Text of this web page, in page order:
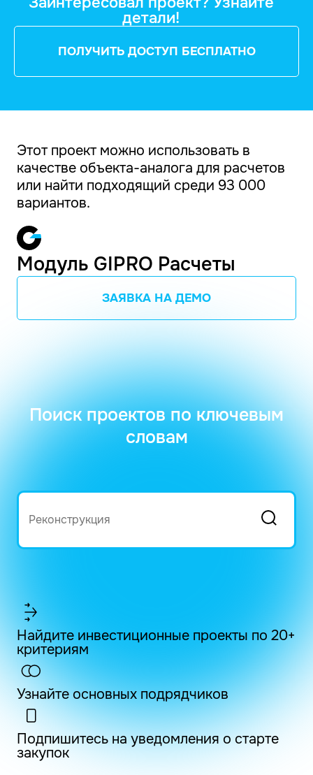
детали!
ПОЛУЧИТЬ ДОСТУП БЕСПЛАТНО
Этот проект можно использовать в
качестве объекта-аналога для расчетов
или найти подходящий среди 93 000
вариантов.
Модуль GIPRO Расчеты
ЗАЯВКА НА ДЕМО
Поиск проектов по ключевым
словам
Найдите инвестиционные проекты по 20+
критериям
Узнайте основных подрядчиков
Подпишитесь на уведомления о старте
закупок